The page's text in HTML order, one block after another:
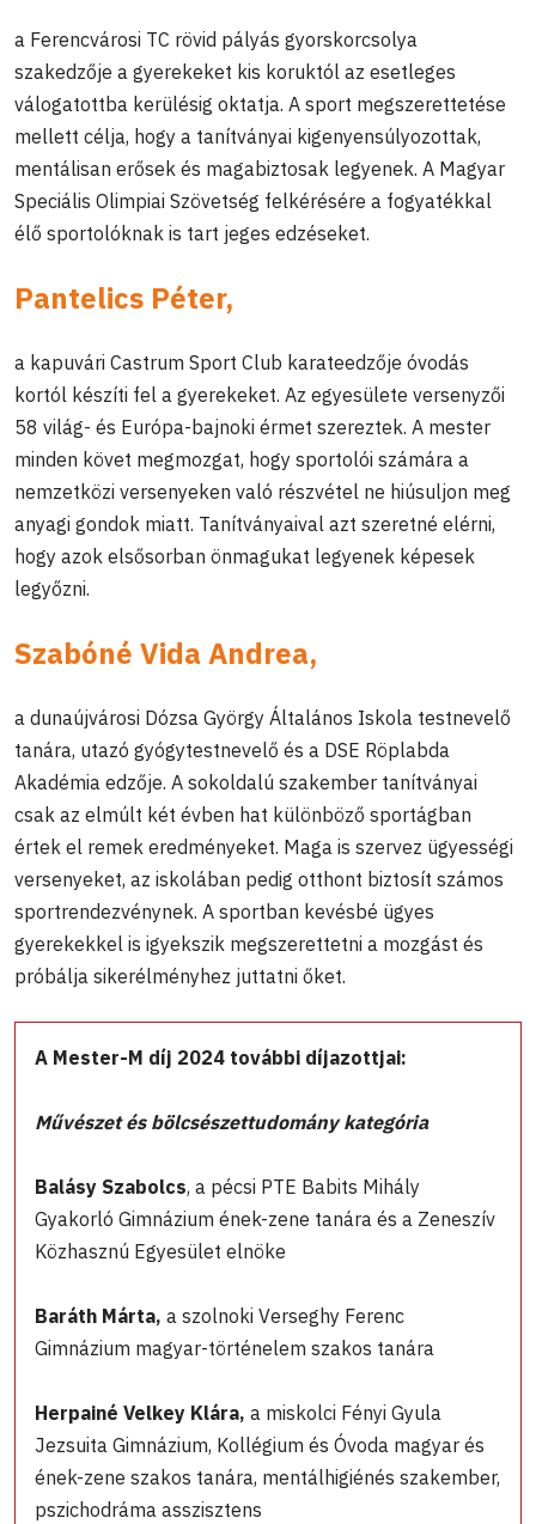
a Ferencvárosi TC rövid pályás gyorskorcsolya
szakedzője a gyerekeket kis koruktól az esetleges
válogatottba kerülésig oktatja. A sport megszerettetése
mellett célja, hogy a tanítványai kigenyensúlyozottak,
mentálisan erősek és magabiztosak legyenek. A Magyar
Speciális Olimpiai Szövetség felkérésére a fogyatékkal
élő sportolóknak is tart jeges edzéseket.
Pantelics Péter,
a kapuvári Castrum Sport Club karateedzője óvodás
kortól készíti fel a gyerekeket. Az egyesülete versenyzői
58 világ- és Európa-bajnoki érmet szereztek. A mester
minden követ megmozgat, hogy sportolói számára a
nemzetközi versenyeken való részvétel ne hiúsuljon meg
anyagi gondok miatt. Tanítványaival azt szeretné elérni,
hogy azok elsősorban önmagukat legyenek képesek
legyőzni.
Szabóné Vida Andrea,
a dunaújvárosi Dózsa György Általános Iskola testnevelő
tanára, utazó gyógytestnevelő és a DSE Röplabda
Akadémia edzője. A sokoldalú szakember tanítványai
csak az elmúlt két évben hat különböző sportágban
értek el remek eredményeket. Maga is szervez ügyességi
versenyeket, az iskolában pedig otthont biztosít számos
sportrendezvénynek. A sportban kevésbé ügyes
gyerekekkel is igyekszik megszerettetni a mozgást és
próbálja sikerélményhez juttatni őket.
A Mester-M díj 2024 további díjazottjai:
Művészet és bölcsészettudomány kategória
Balásy Szabolcs, a pécsi PTE Babits Mihály
Gyakorló Gimnázium ének-zene tanára és a Zeneszív
Közhasznú Egyesület elnöke
Baráth Márta, a szolnoki Verseghy Ferenc
Gimnázium magyar-történelem szakos tanára
Herpainé Velkey Klára, a miskolci Fényi Gyula
Jezsuita Gimnázium, Kollégium és Óvoda magyar és
ének-zene szakos tanára, mentálhigiénés szakember,
pszichodráma asszisztens